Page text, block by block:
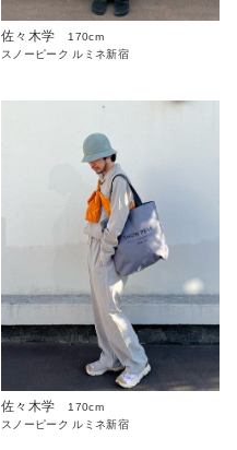
佐々木学
170cm
スノーピーク ルミネ新宿
佐々木学
170cm
スノーピーク ルミネ新宿